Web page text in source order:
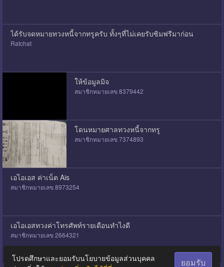
ได้รับจดหมายทวงหนี้จากทรูครับ ทั้งๆที่ไม่เคยรับซิมฟรีมาก่อน
Ratchat
ให้ข้อมูลมิจ
สมาชิกหมายเลข 8379442
โดนหมายศาลทวงหนี้จากทรู
สมาชิกหมายเลข 7374893
เอไอเอส ค่าเน็ต Ais
สมาชิกหมายเลข 8973254
เอไอเอสทวงค่าโทรศัพท์รายเดือนทำไงดี
สมาชิกหมายเลข 2664321
โปรดศึกษาและยอมรับนโยบายข้อมูลส่วนบุคคล
ยอมรับ